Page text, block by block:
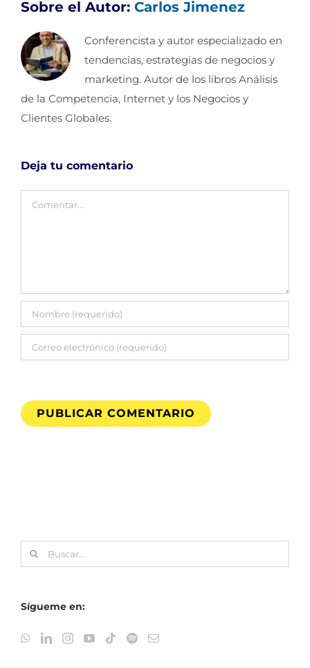
Sobre el Autor: Carlos Jimenez
Conferencista y autor especializado en
tendencias, estrategias de negocios y
marketing. Autor de los libros Análisis
de la Competencia, Internet y los Negocios y
Clientes Globales.
Deja tu comentario
Comentar
Buscar:
Sígueme en: